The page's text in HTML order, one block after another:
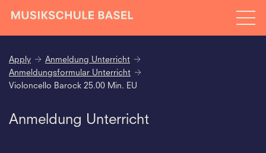
Apply
Anmeldung Unterricht
Anmeldungsformular Unterricht
Violoncello Barock 25.00 Min. EU
Anmeldung Unterricht